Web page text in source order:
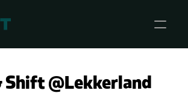
Shift @Lekkerland